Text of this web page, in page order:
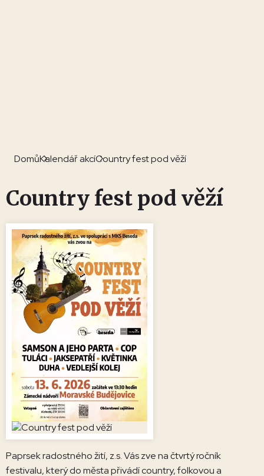
DomůKalendář akcíCountry fest pod věží
Country fest pod věží
Paprsek radostného žití, z.s. Vás zve na čtvrtý ročník
festivalu, který do města přivádí country, folkovou a